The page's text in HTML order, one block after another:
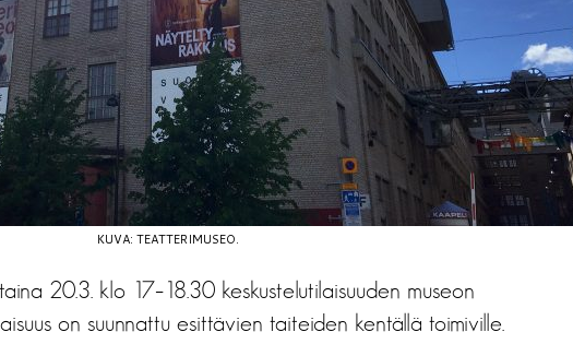
KUVA: TEATTERIMUSEO.
20.3. klo 17–18.30 keskustelutilaisuuden museon
on suunnattu esittävien taiteiden kentällä toimiville.